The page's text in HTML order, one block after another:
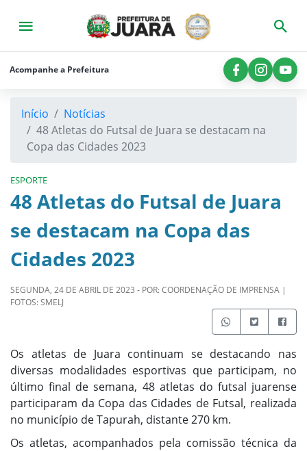
Início
A
Prefeitura
Consultas
Secretarias
Imprensa
Legislação
×
Acompanhe a Prefeitura
Início
Notícias
48 Atletas do Futsal de Juara se destacam na
Copa das Cidades 2023
ESPORTE
48 Atletas do Futsal de Juara
se destacam na Copa das
Cidades 2023
SEGUNDA, 24 DE ABRIL DE 2023 - POR: COORDENAÇÃO DE IMPRENSA |
FOTOS: SMELJ
Os atletas de Juara continuam se destacando nas
diversas modalidades esportivas que participam, no
último final de semana, 48 atletas do futsal juarense
participaram da Copa das Cidades de Futsal, realizada
no município de Tapurah, distante 270 km.
Os atletas, acompanhados pela comissão técnica da